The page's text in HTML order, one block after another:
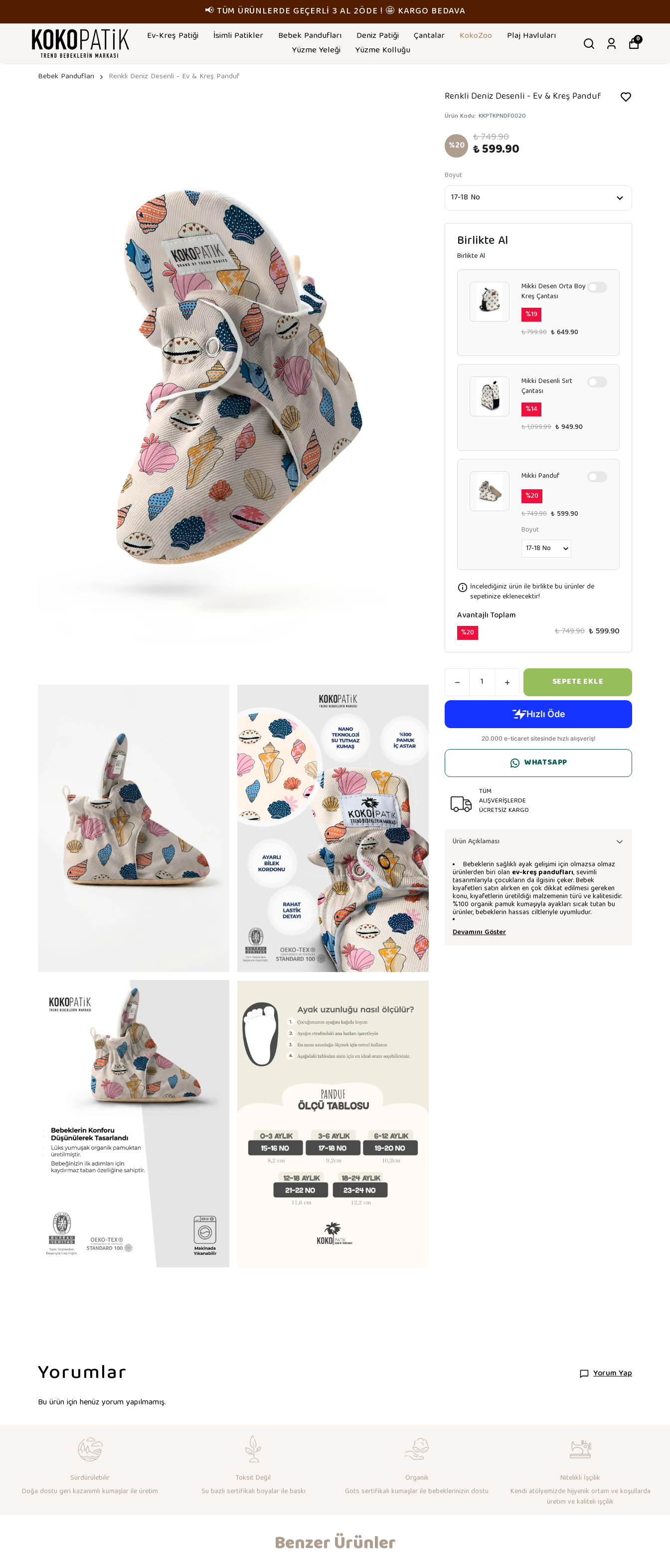
📢 TÜM ÜRÜNLERDE GEÇERLİ 3 AL 2ÖDE ! 🤩 KARGO BEDAVA
Ev-Kreş Patiği İsimli Patikler Bebek Pandufları Deniz Patiği Çantalar KokoZoo
Plaj Havluları
Yüzme Yeleği
Yüzme Kolluğu
0
Bebek Pandufları Renkli Deniz Desenli - Ev & Kreş Panduf
Renkli Deniz Desenli - Ev & Kreş Panduf
Ürün Kodu: KKPTKPNDF0020
%20 ₺ 749.90
₺ 599.90
Boyut
Birlikte Al
Birlikte Al
Mikki Desen Orta Boy
Kreş Çantası
%19
₺ 799.90 ₺ 649.90
Mikki Desenli Sırt
Çantası
%14
₺ 1,099.99 ₺ 949.90
Mikki Panduf
%20
₺ 749.90 ₺ 599.90
Boyut
İncelediğiniz ürün ile birlikte bu ürünler de
sepetinize eklenecektir!
Avantajlı Toplam
%20 ₺ 749.90 ₺ 599.90
SEPETE EKLE
WHATSAPP
TÜM
ALIŞVERİŞLERDE
ÜCRETSİZ KARGO
Ürün Açıklaması
Bebeklerin sağlıklı ayak gelişimi için olmazsa olmaz
ürünlerden biri olan ev-kreş pandufları, sevimli
tasarımlarıyla çocukların da ilgisini çeker. Bebek
kıyafetleri satın alırken en çok dikkat edilmesi gereken
konu, kıyafetlerin üretildiği malzemenin türü ve kalitesidir.
%100 organik pamuk kumaşıyla ayakları sıcak tutan bu
ürünler, bebeklerin hassas ciltleriyle uyumludur.
Devamını Göster
Yorumlar Yorum Yap
Bu ürün için henüz yorum yapılmamış.
Sürdürülebilir
Doğa dostu geri kazanımlı kumaşlar ile üretim
Toksit Değil
Su bazlı sertifikalı boyalar ile baskı
Organik
Gots sertifikalı kumaşlar ile bebeklerinizin dostu
Nitelikli İşçilik
Kendi atölyemizde hijyenik ortam ve koşullarda
üretim ve kaliteli işçilik
Benzer Ürünler